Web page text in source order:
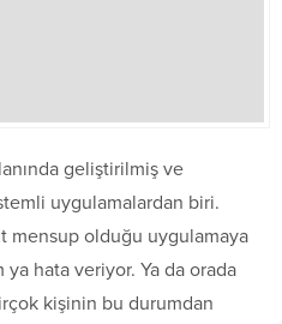
geliştirilmiş ve
uygulamalardan biri.
mensup olduğu uygulamaya
hata veriyor. Ya da orada
kişinin bu durumdan